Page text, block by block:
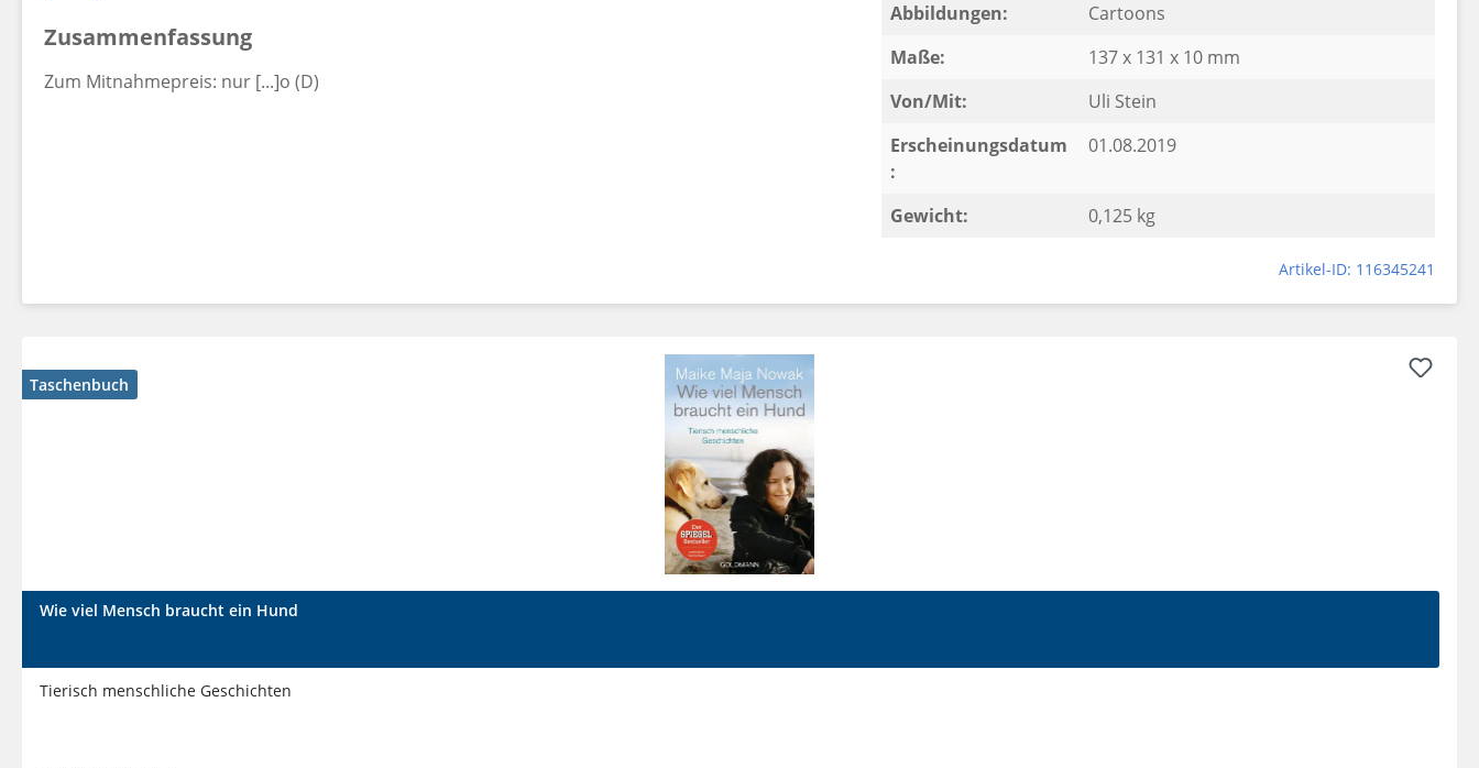
Jahren tauschte er den Zeichenstift zunehmend gegen die Kamera ein und ging seiner zweiten
großen Leidenschaft nach: dem Fotografieren. Mehrere viel beachtete Ausstellungen,
aufwendige Fotobände und Kalender dokumentieren auch diese Seite seiner Kreativität.
Zusammenfassung
Zum Mitnahmepreis: nur [...]o (D)
Abbildungen:
Cartoons
Maße:
137 x 131 x 10 mm
Von/Mit:
Uli Stein
Erscheinungsdatum
:
01.08.2019
Gewicht: 0,125 kg
Artikel-ID: 116345241
Taschenbuch
Wie viel Mensch braucht ein Hund
Tierisch menschliche Geschichten